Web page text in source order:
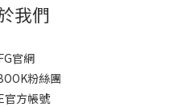
我們
官網
粉絲團
官方帳號